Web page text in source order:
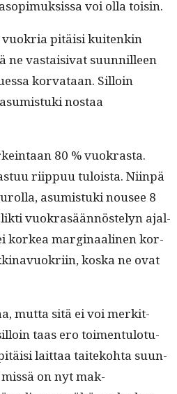
voi olla toisin.
pitäisi kuitenkin
ne vas­taisi­vat suun­nilleen
kor­vataan. Sil­loin
nos­taa
80 % vuokras­ta.
riip­puu tuloista. Niin­pä
asum­is­tu­ki nousee 8
vuokrasään­nöste­lyn ajal­
korkea mar­gin­aa­li­nen kor­
kos­ka ne ovat
mut­ta sitä ei voi merkit­
taas ero toi­men­tu­lo­tu­
lait­taa taiteko­h­ta suun­
on nyt mak­